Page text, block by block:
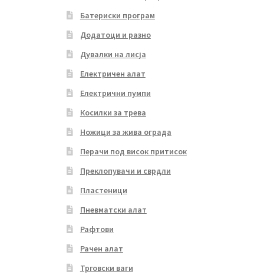
Батериски програм
Додатоци и разно
Дувалки на лисја
Електричен алат
Електрични пумпи
Косилки за трева
Ножици за жива ограда
Перачи под висок притисок
Преклопувачи и сврдли
Пластеници
Пневматски алат
Рафтови
Рачен алат
Трговски ваги